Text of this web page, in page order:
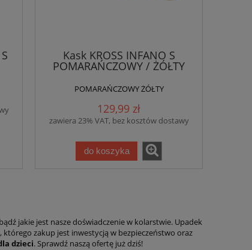
Kask KROSS INFANO S
POMARAŃCZOWY / ŻÓŁTY
POMARAŃCZOWY ŻÓŁTY
129,99 zł
zawiera 23% VAT, bez kosztów dostawy
do koszyka
jakie jest nasze doświadczenie w kolarstwie. Upadek
którego zakup jest inwestycją w bezpieczeństwo oraz
dzieci. Sprawdź naszą ofertę już dziś!